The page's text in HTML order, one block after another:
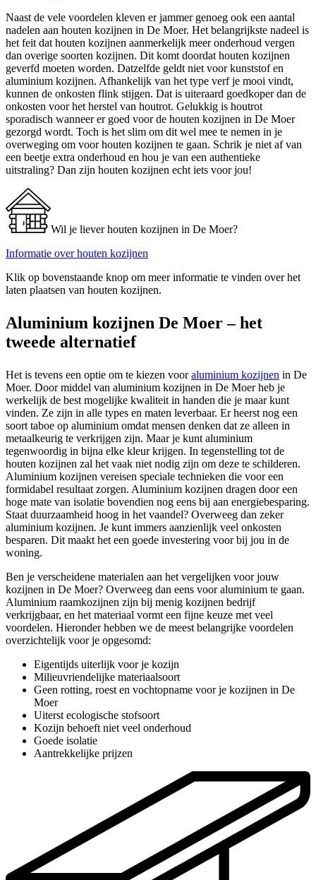
Naast de vele voordelen kleven er jammer genoeg ook een aantal
nadelen aan houten kozijnen in De Moer. Het belangrijkste nadeel is
het feit dat houten kozijnen aanmerkelijk meer onderhoud vergen
dan overige soorten kozijnen. Dit komt doordat houten kozijnen
geverfd moeten worden. Datzelfde geldt niet voor kunststof en
aluminium kozijnen. Afhankelijk van het type verf je mooi vindt,
kunnen de onkosten flink stijgen. Dat is uiteraard goedkoper dan de
onkosten voor het herstel van houtrot. Gelukkig is houtrot
sporadisch wanneer er goed voor de houten kozijnen in De Moer
gezorgd wordt. Toch is het slim om dit wel mee te nemen in je
overweging om voor houten kozijnen te gaan. Schrik je niet af van
een beetje extra onderhoud en hou je van een authentieke
uitstraling? Dan zijn houten kozijnen echt iets voor jou!
Wil je liever houten kozijnen in De Moer?
Informatie over houten kozijnen
Klik op bovenstaande knop om meer informatie te vinden over het
laten plaatsen van houten kozijnen.
Aluminium kozijnen De Moer – het
tweede alternatief
Het is tevens een optie om te kiezen vooraluminium kozijnen in De
Moer. Door middel van aluminium kozijnen in De Moer heb je
werkelijk de best mogelijke kwaliteit in handen die je maar kunt
vinden. Ze zijn in alle types en maten leverbaar. Er heerst nog een
soort taboe op aluminium omdat mensen denken dat ze alleen in
metaalkeurig te verkrijgen zijn. Maar je kunt aluminium
tegenwoordig in bijna elke kleur krijgen. In tegenstelling tot de
houten kozijnen zal het vaak niet nodig zijn om deze te schilderen.
Aluminium kozijnen vereisen speciale technieken die voor een
formidabel resultaat zorgen. Aluminium kozijnen dragen door een
hoge mate van isolatie bovendien nog eens bij aan energiebesparing.
Staat duurzaamheid hoog in het vaandel? Overweeg dan zeker
aluminium kozijnen. Je kunt immers aanzienlijk veel onkosten
besparen. Dit maakt het een goede investering voor bij jou in de
woning.
Ben je verscheidene materialen aan het vergelijken voor jouw
kozijnen in De Moer? Overweeg dan eens voor aluminium te gaan.
Aluminium raamkozijnen zijn bij menig kozijnen bedrijf
verkrijgbaar, en het materiaal vormt een fijne keuze met veel
voordelen. Hieronder hebben we de meest belangrijke voordelen
overzichtelijk voor je opgesomd:
Eigentijds uiterlijk voor je kozijn
Milieuvriendelijke materiaalsoort
Geen rotting, roest en vochtopname voor je kozijnen in De
Moer
Uiterst ecologische stofsoort
Kozijn behoeft niet veel onderhoud
Goede isolatie
Aantrekkelijke prijzen